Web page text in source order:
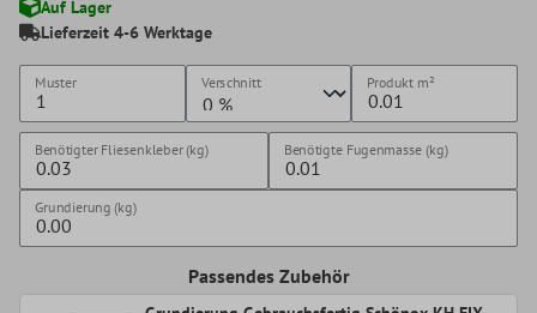
Auf Lager
Lieferzeit 4-6 Werktage
Muster Verschnitt Produkt m²
Benötigter Fliesenkleber (kg) Benötigte Fugenmasse (kg)
Grundierung (kg)
Passendes Zubehör